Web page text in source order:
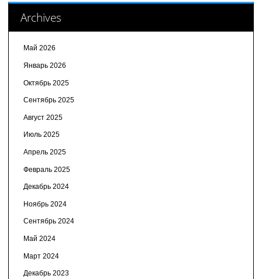
Archives
Май 2026
Январь 2026
Октябрь 2025
Сентябрь 2025
Август 2025
Июль 2025
Апрель 2025
Февраль 2025
Декабрь 2024
Ноябрь 2024
Сентябрь 2024
Май 2024
Март 2024
Декабрь 2023